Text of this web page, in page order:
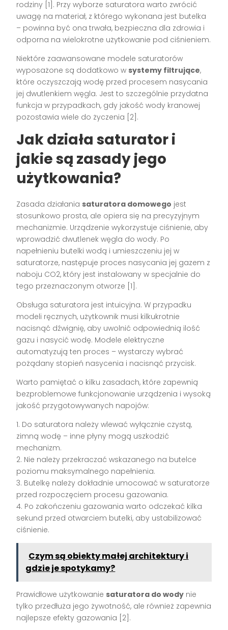
rodziny [1]. Przy wyborze saturatora warto zwrócić
uwagę na materiał, z którego wykonana jest butelka
– powinna być ona trwała, bezpieczna dla zdrowia i
odporna na wielokrotne użytkowanie pod ciśnieniem.
Niektóre zaawansowane modele saturatorów
wyposażone są dodatkowo w systemy filtrujące,
które oczyszczają wodę przed procesem nasycania
jej dwutlenkiem węgla. Jest to szczególnie przydatna
funkcja w przypadkach, gdy jakość wody kranowej
pozostawia wiele do życzenia [2].
Jak działa saturator i
jakie są zasady jego
użytkowania?
Zasada działania saturatora domowego jest
stosunkowo prosta, ale opiera się na precyzyjnym
mechanizmie. Urządzenie wykorzystuje ciśnienie, aby
wprowadzić dwutlenek węgla do wody. Po
napełnieniu butelki wodą i umieszczeniu jej w
saturatorze, następuje proces nasycania jej gazem z
naboju CO2, który jest instalowany w specjalnie do
tego przeznaczonym otworze [1].
Obsługa saturatora jest intuicyjna. W przypadku
modeli ręcznych, użytkownik musi kilkukrotnie
nacisnąć dźwignię, aby uwolnić odpowiednią ilość
gazu i nasycić wodę. Modele elektryczne
automatyzują ten proces – wystarczy wybrać
pożądany stopień nasycenia i nacisnąć przycisk.
Warto pamiętać o kilku zasadach, które zapewnią
bezproblemowe funkcjonowanie urządzenia i wysoką
jakość przygotowywanych napojów:
1. Do saturatora należy wlewać wyłącznie czystą,
zimną wodę – inne płyny mogą uszkodzić
mechanizm.
2. Nie należy przekraczać wskazanego na butelce
poziomu maksymalnego napełnienia.
3. Butelkę należy dokładnie umocować w saturatorze
przed rozpoczęciem procesu gazowania.
4. Po zakończeniu gazowania warto odczekać kilka
sekund przed otwarciem butelki, aby ustabilizować
ciśnienie.
Czym są obiekty małej architektury i
gdzie je spotykamy?
Prawidłowe użytkowanie saturatora do wody nie
tylko przedłuża jego żywotność, ale również zapewnia
najlepsze efekty gazowania [2].